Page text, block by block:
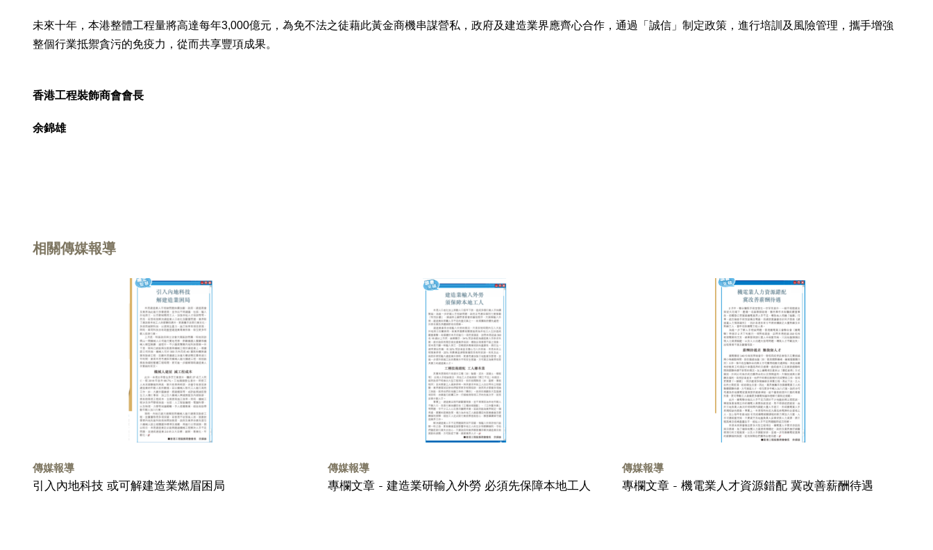
未來十年，本港整體工程量將高達每年3,000億元，為免不法之徒藉此黃金商機串謀營私，政府及建造業界應齊心合作，通過「誠信」制定政策，進行培訓及風險管理，攜手增強
整個行業抵禦貪污的免疫力，從而共享豐項成果。
香港工程裝飾商會會長
余錦雄
相關傳媒報導
傳媒報導
引入內地科技 或可解建造業燃眉困局
傳媒報導
專欄文章 - 建造業研輸入外勞 必須先保障本地工人
傳媒報導
專欄文章 - 機電業人才資源錯配 冀改善薪酬待遇